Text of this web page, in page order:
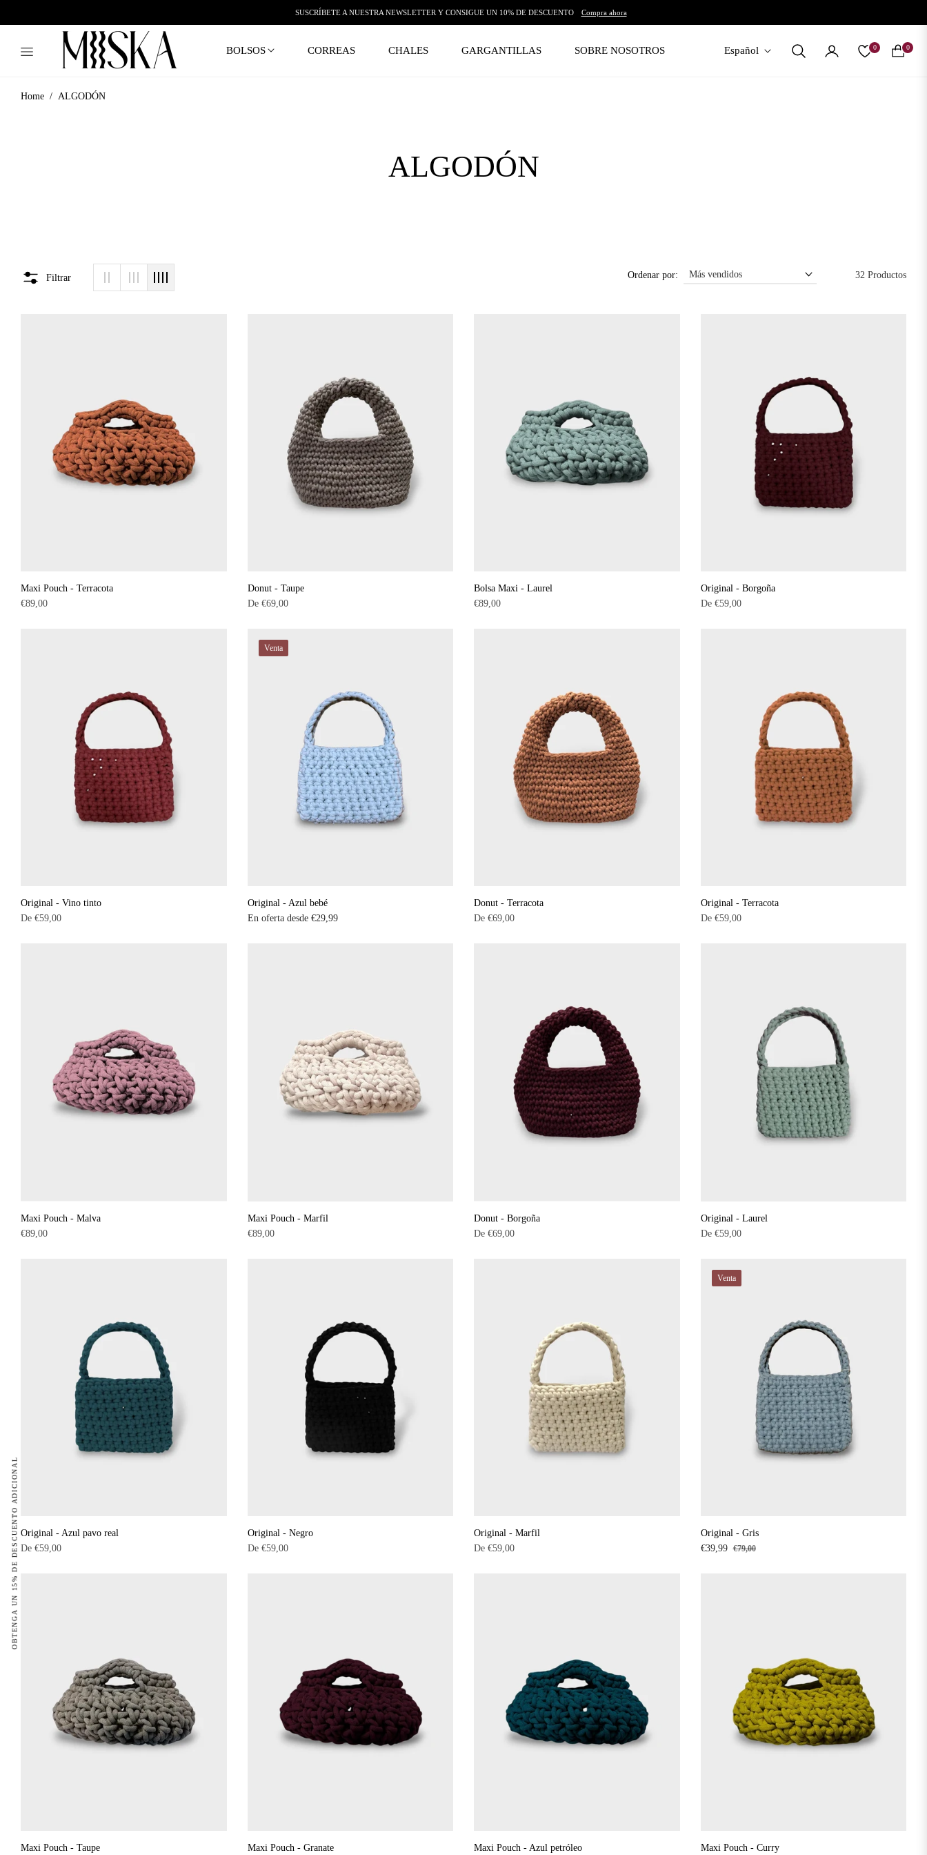
SUSCRÍBETE A NUESTRA NEWSLETTER Y CONSIGUE UN 10% DE DESCUENTO Compra ahora
BOLSOS CORREAS CHALES GARGANTILLAS SOBRE NOSOTROS Español 0 0
Carrito
OBTENGA UN 15% DE DESCUENTO ADICIONAL
Home / ALGODÓN
Colección:
ALGODÓN
Filtrar Ordenar por: 32 Productos
Maxi Pouch - Terracota
Precio
€89,00
Donut - Taupe
De €69,00
Bolsa Maxi - Laurel
Precio
€89,00
Original - Borgoña
De €59,00
Original - Vino tinto
De €59,00
Venta
Original - Azul bebé
En oferta desde €29,99
Donut - Terracota
De €69,00
Original - Terracota
De €59,00
Maxi Pouch - Malva
Precio
€89,00
Maxi Pouch - Marfil
Precio
€89,00
Donut - Borgoña
De €69,00
Original - Laurel
De €59,00
Original - Azul pavo real
De €59,00
Original - Negro
De €59,00
Original - Marfil
De €59,00
Venta
Original - Gris
Precio
€39,99 €79,00Precio
Maxi Pouch - Taupe
Maxi Pouch - Granate
Maxi Pouch - Azul petróleo
Maxi Pouch - Curry